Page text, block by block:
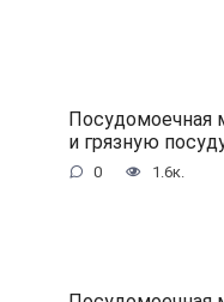
Посудомоечная
и грязную
0 1.6к.